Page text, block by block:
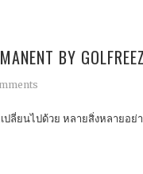
BY
เปลี่ยนไปด้วย หลายสิ่งหลายอ